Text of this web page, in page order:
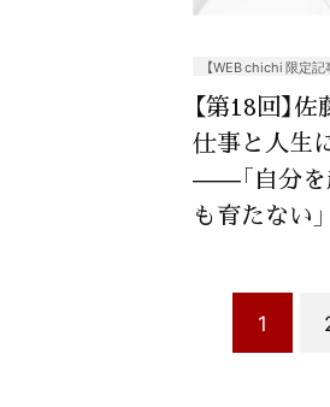
【WEB chichi 限定記
【第18回】
仕事と人生
——「自分を
も育たない」
1